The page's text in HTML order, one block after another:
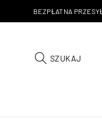
BEZPŁATNA
SZUKAJ